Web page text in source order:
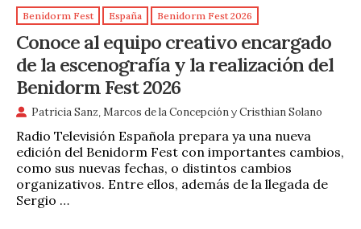
Benidorm Fest España Benidorm Fest 2026
Conoce al equipo creativo encargado
de la escenografía y la realización del
Benidorm Fest 2026
Patricia Sanz,Marcos de la ConcepciónyCristhian Solano
Radio Televisión Española prepara ya una nueva
edición del Benidorm Fest con importantes cambios,
como sus nuevas fechas, o distintos cambios
organizativos. Entre ellos, además de la llegada de
Sergio …